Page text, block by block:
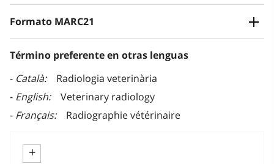
Formato MARC21
Término preferente en otras lenguas
Català
Radiologia veterinària
English
Veterinary radiology
Français
Radiographie vétérinaire
+